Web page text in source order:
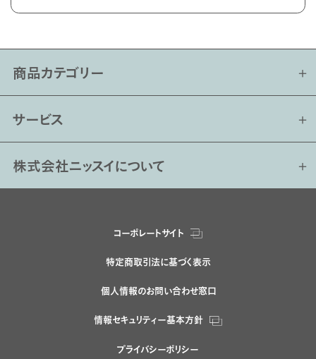
商品カテゴリー
サービス
株式会社ニッスイについて
コーポレートサイト
特定商取引法に基づく表示
個人情報のお問い合わせ窓口
情報セキュリティー基本方針
プライバシーポリシー